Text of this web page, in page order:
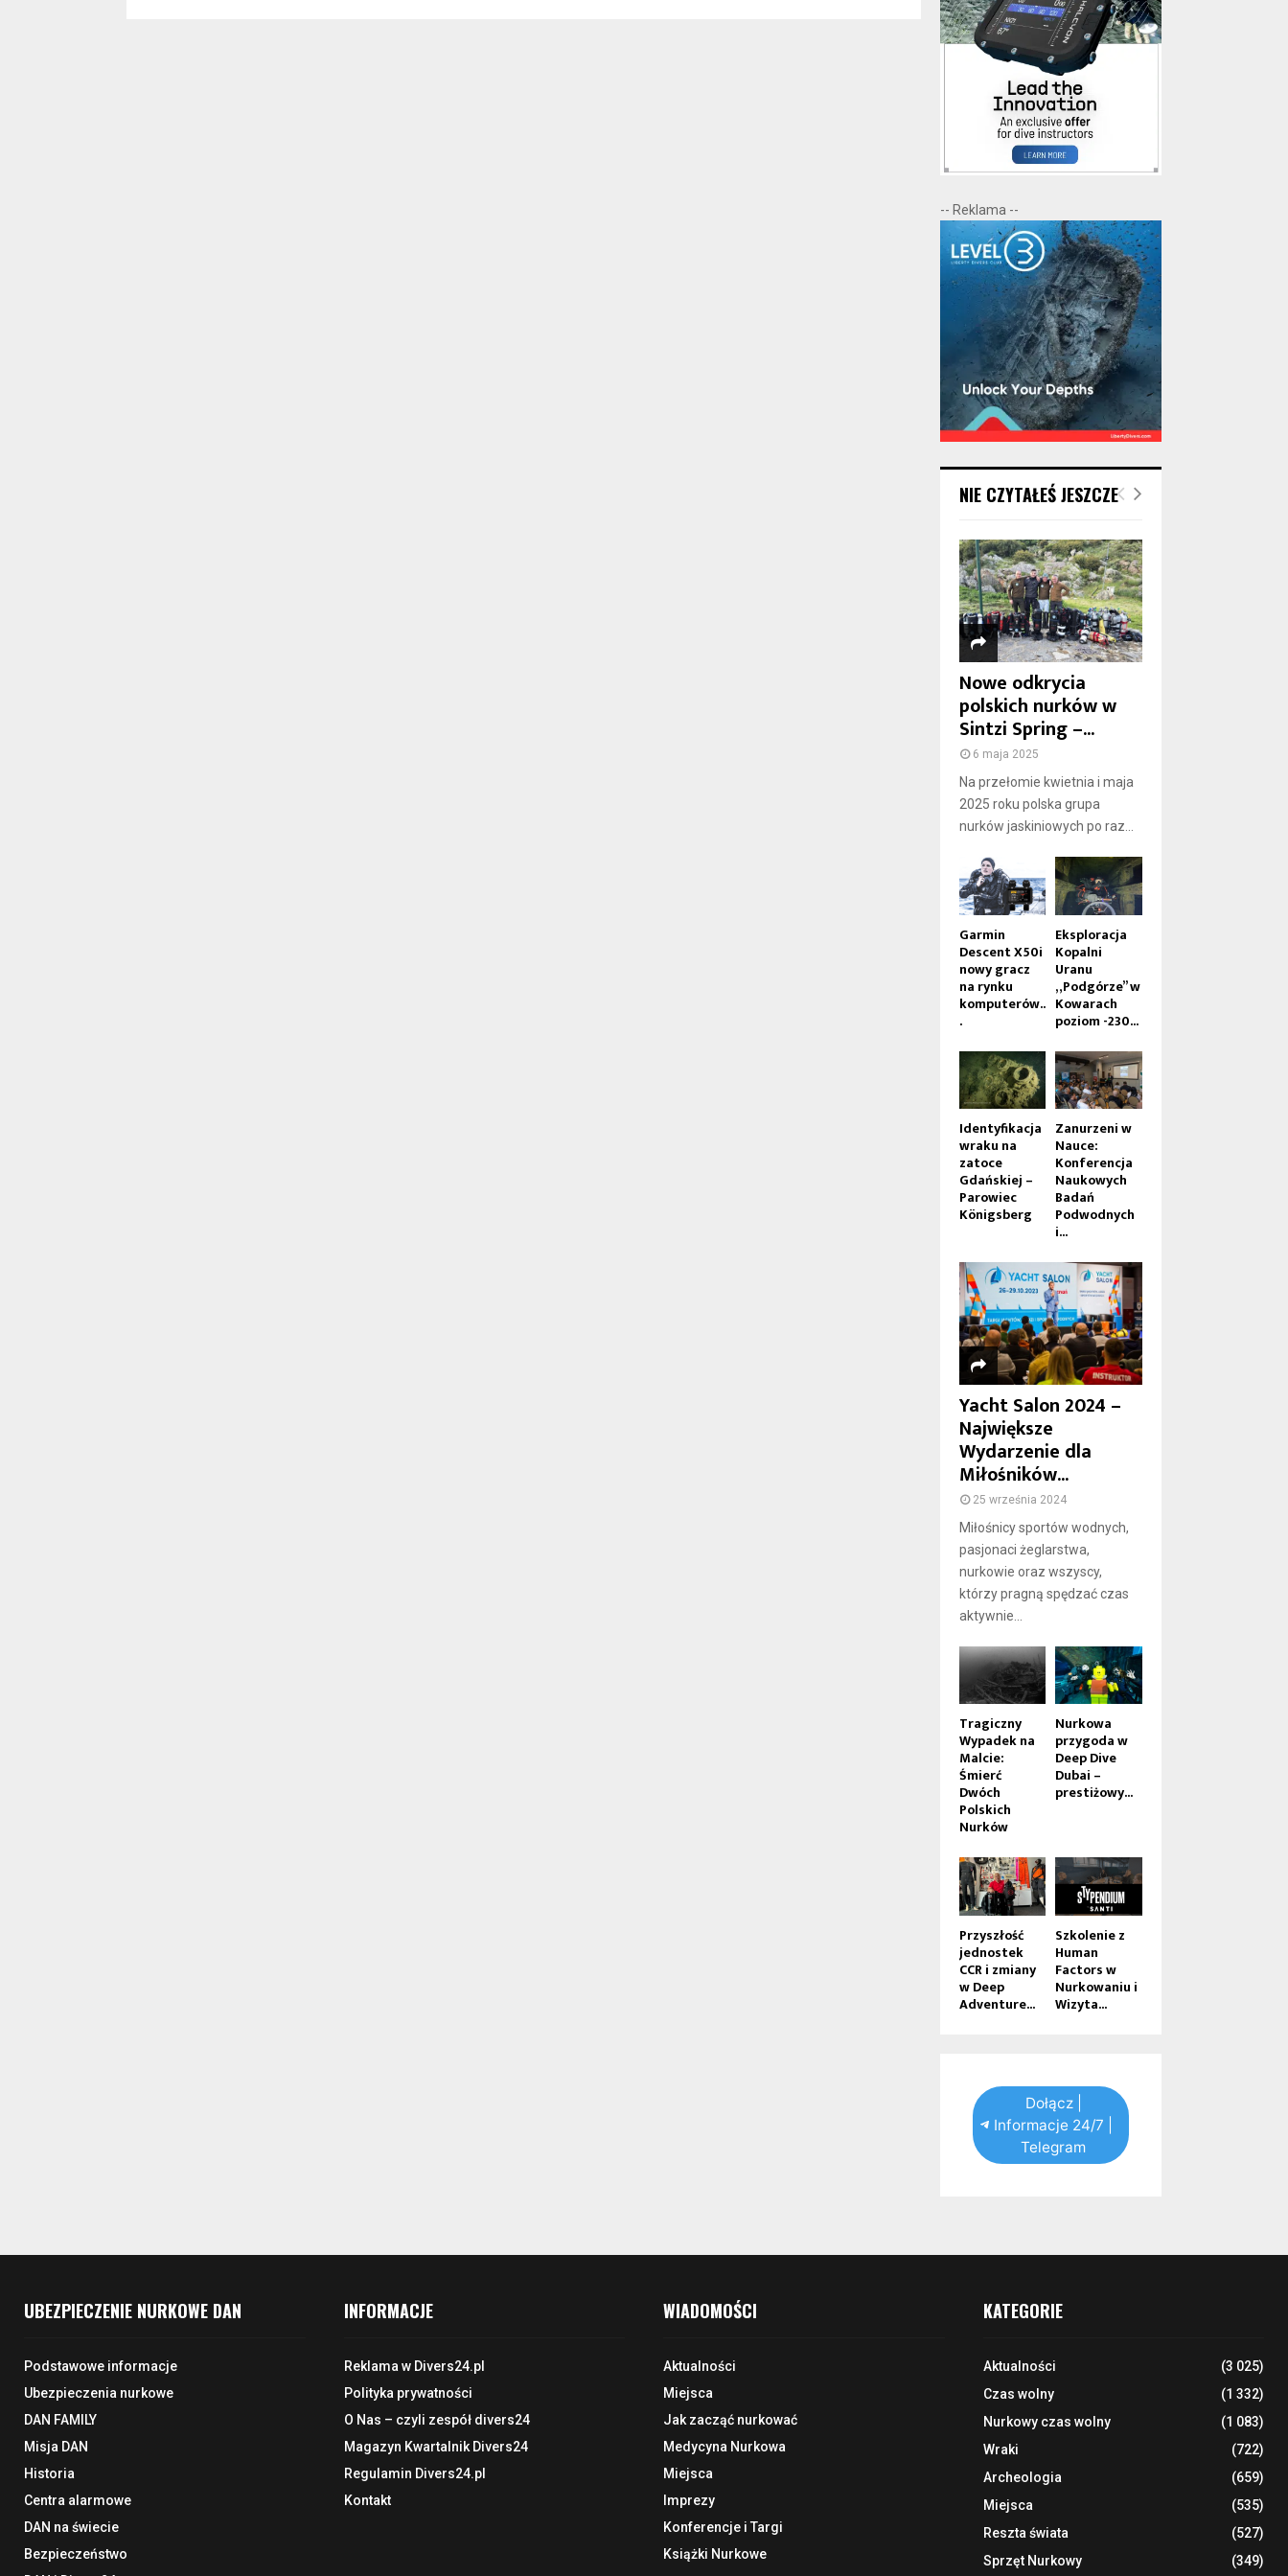
-- Reklama --
NIE CZYTAŁEŚ JESZCZE
Nowe odkrycia
polskich nurków w
Sintzi Spring –...
6 maja 2025
Na przełomie kwietnia i maja
2025 roku polska grupa
nurków jaskiniowych po raz...
Garmin
Descent X50i
nowy gracz
na rynku
komputerów..
.
Eksploracja
Kopalni
Uranu
„Podgórze” w
Kowarach
poziom -230...
Identyfikacja
wraku na
zatoce
Gdańskiej –
Parowiec
Königsberg
Zanurzeni w
Nauce:
Konferencja
Naukowych
Badań
Podwodnych
i...
Yacht Salon 2024 –
Największe
Wydarzenie dla
Miłośników...
25 września 2024
Miłośnicy sportów wodnych,
pasjonaci żeglarstwa,
nurkowie oraz wszyscy,
którzy pragną spędzać czas
aktywnie...
Tragiczny
Wypadek na
Malcie:
Śmierć
Dwóch
Polskich
Nurków
Nurkowa
przygoda w
Deep Dive
Dubai –
prestiżowy...
Przyszłość
jednostek
CCR i zmiany
w Deep
Adventure...
Szkolenie z
Human
Factors w
Nurkowaniu i
Wizyta...
Dołącz |
Informacje 24/7 |
Telegram
UBEZPIECZENIE NURKOWE DAN
Podstawowe informacje
Ubezpieczenia nurkowe
DAN FAMILY
Misja DAN
Historia
Centra alarmowe
DAN na świecie
Bezpieczeństwo
INFORMACJE
Reklama w Divers24.pl
Polityka prywatności
O Nas – czyli zespół divers24
Magazyn Kwartalnik Divers24
Regulamin Divers24.pl
Kontakt
WIADOMOŚCI
Aktualności
Miejsca
Jak zacząć nurkować
Medycyna Nurkowa
Miejsca
Imprezy
Konferencje i Targi
Książki Nurkowe
KATEGORIE
Aktualności
(3 025)
Czas wolny
(1 332)
Nurkowy czas wolny
(1 083)
Wraki
(722)
Archeologia
(659)
Miejsca
(535)
Reszta świata
(527)
Sprzęt Nurkowy
(349)